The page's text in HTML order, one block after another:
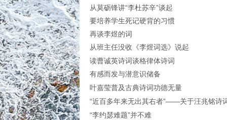
从莫砺锋讲“李杜苏辛”谈起
要培养学生死记硬背的习惯
再谈李煜的词
从班主任没收《李煜词选》说起
读曹诚英诗词谈格律体诗词
有感而发与潜意识储备
叶嘉莹普及古典诗词功德无量
“近百多年来无出其右者”——关于汪兆铭诗
“李约瑟难题”并不难